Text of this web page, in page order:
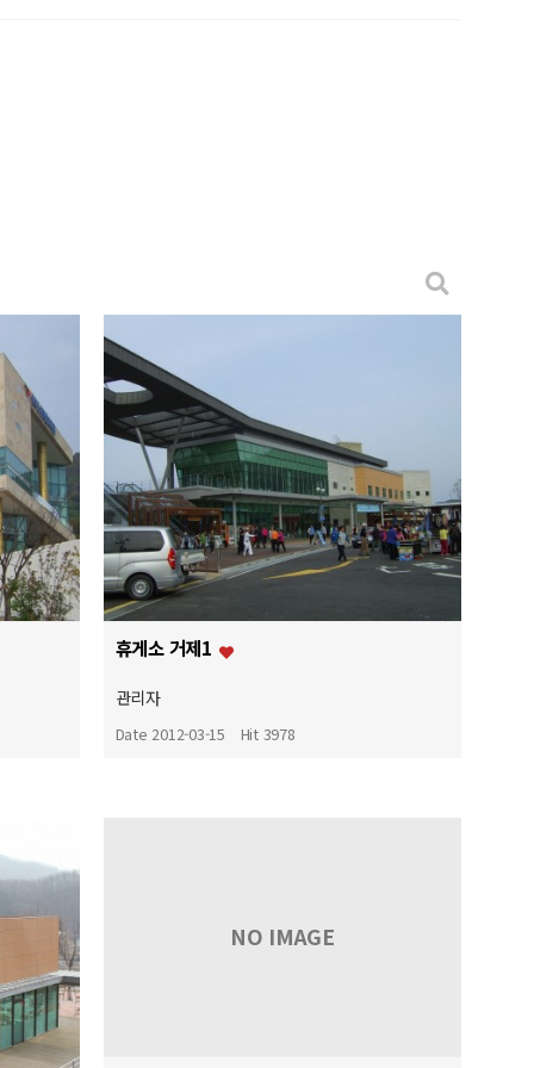
휴게소 거제1
관리자
Date 2012-03-15 Hit 3978
NO IMAGE